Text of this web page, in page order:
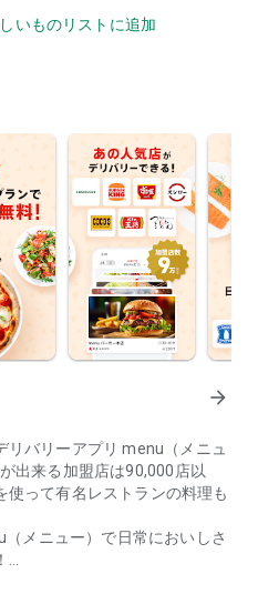
いものリストに追加
arrow_forward
バリーアプリ menu（メニュ
出来る加盟店は90,000店以
使って有名レストランの料理も
メニュー）で日常においしさ